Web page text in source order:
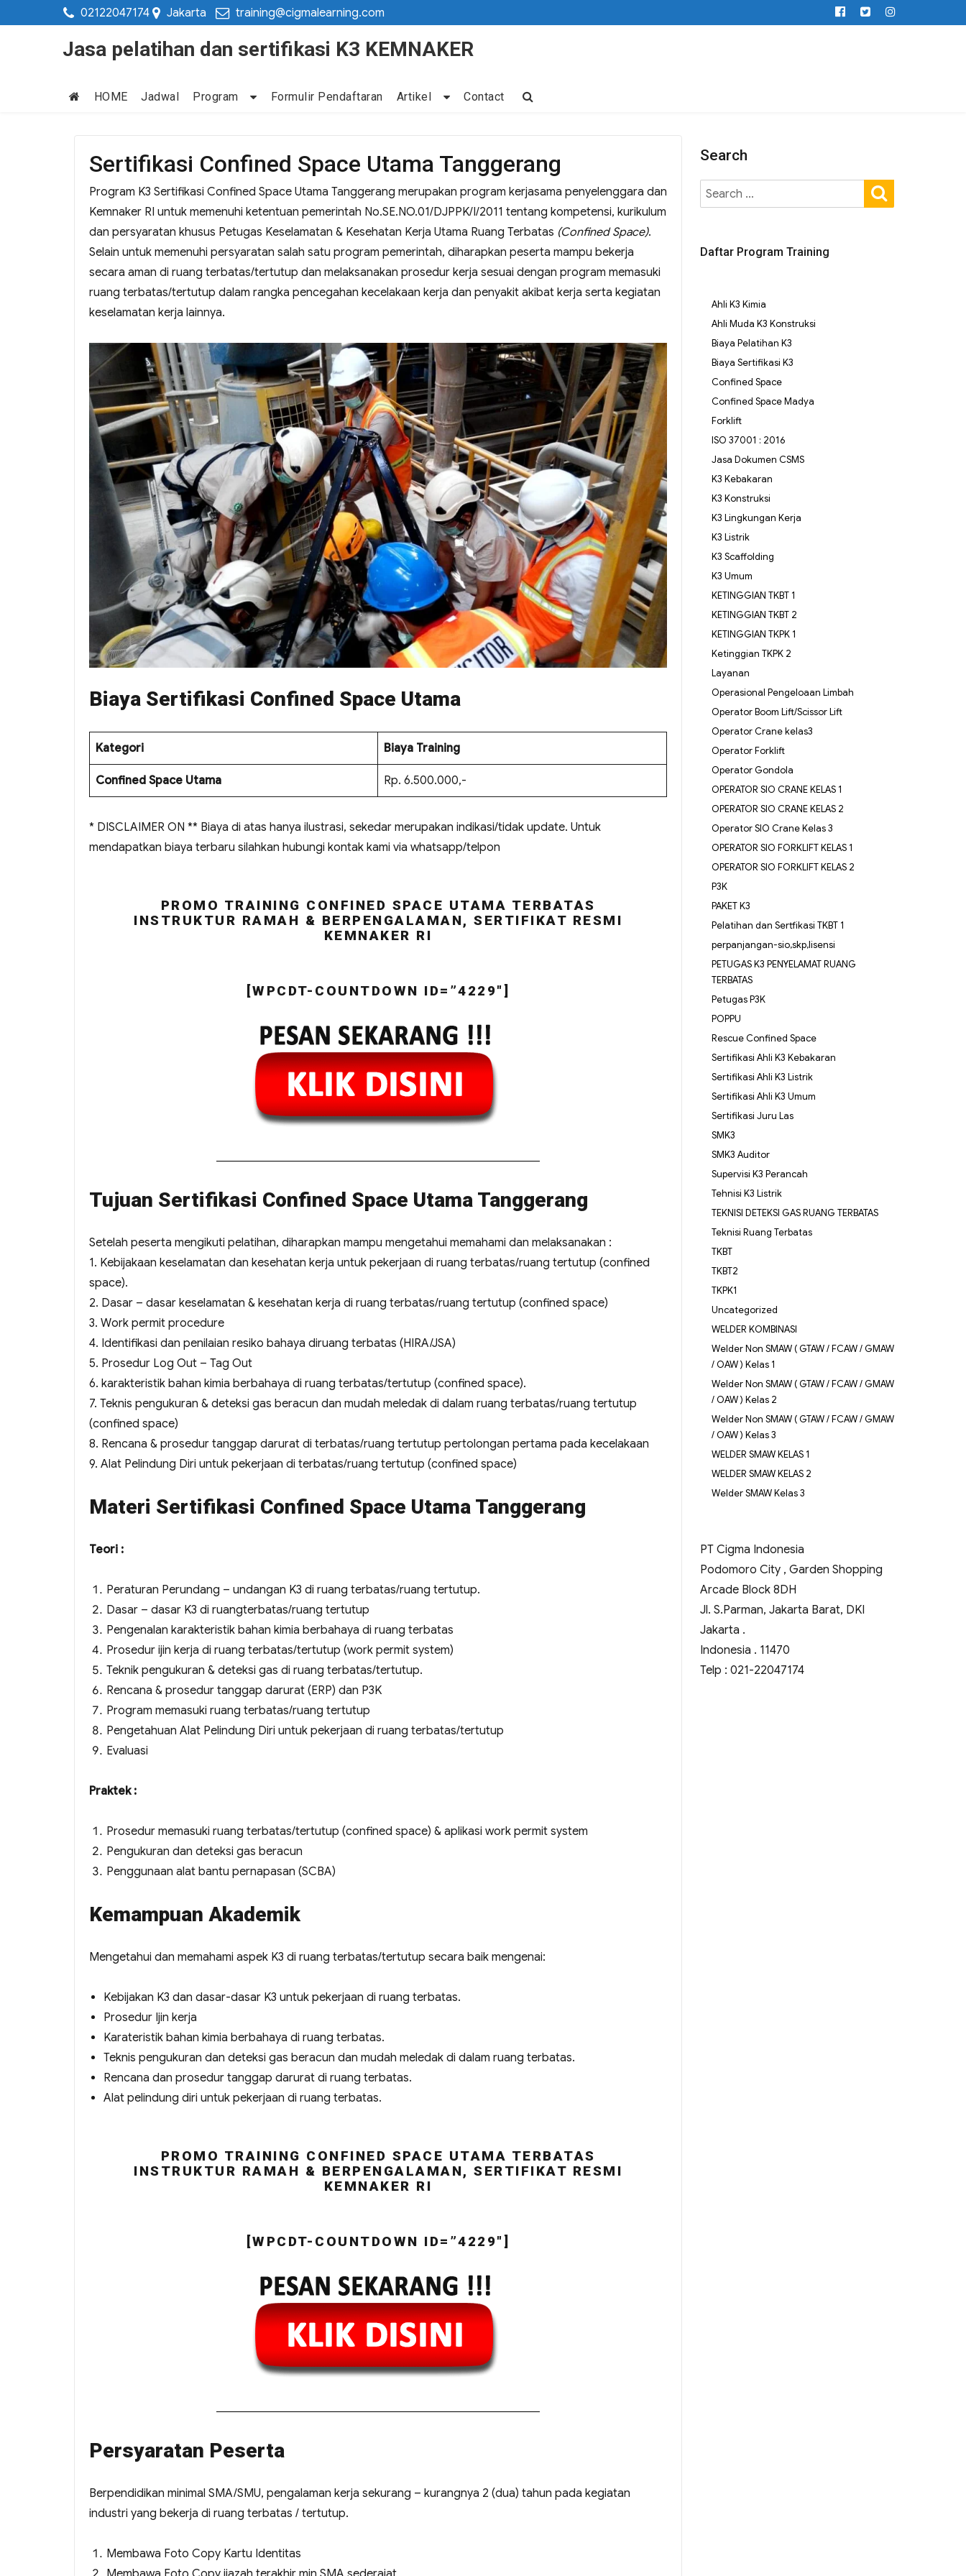
02122047174 Jakarta training@cigmalearning.com
Jasa pelatihan dan sertifikasi K3 KEMNAKER
HOME Jadwal Program Formulir Pendaftaran Artikel Contact
Sertifikasi Confined Space Utama Tanggerang
Program K3 Sertifikasi Confined Space Utama Tanggerang merupakan program kerjasama penyelenggara dan
Kemnaker RI untuk memenuhi ketentuan pemerintah No.SE.NO.01/DJPPK/I/2011 tentang kompetensi, kurikulum
dan persyaratan khusus Petugas Keselamatan & Kesehatan Kerja Utama Ruang Terbatas (Confined Space).
Selain untuk memenuhi persyaratan salah satu program pemerintah, diharapkan peserta mampu bekerja
secara aman di ruang terbatas/tertutup dan melaksanakan prosedur kerja sesuai dengan program memasuki
ruang terbatas/tertutup dalam rangka pencegahan kecelakaan kerja dan penyakit akibat kerja serta kegiatan
keselamatan kerja lainnya.
Biaya Sertifikasi Confined Space Utama
Kategori Biaya Training
Confined Space Utama Rp. 6.500.000,-
* DISCLAIMER ON ** Biaya di atas hanya ilustrasi, sekedar merupakan indikasi/tidak update. Untuk
mendapatkan biaya terbaru silahkan hubungi kontak kami via whatsapp/telpon
PROMO TRAINING CONFINED SPACE UTAMA TERBATAS
INSTRUKTUR RAMAH & BERPENGALAMAN, SERTIFIKAT RESMI
KEMNAKER RI
[WPCDT-COUNTDOWN ID=”4229″]
Tujuan Sertifikasi Confined Space Utama Tanggerang
Setelah peserta mengikuti pelatihan, diharapkan mampu mengetahui memahami dan melaksanakan :
1. Kebijakaan keselamatan dan kesehatan kerja untuk pekerjaan di ruang terbatas/ruang tertutup (confined
space).
2. Dasar – dasar keselamatan & kesehatan kerja di ruang terbatas/ruang tertutup (confined space)
3. Work permit procedure
4. Identifikasi dan penilaian resiko bahaya diruang terbatas (HIRA/JSA)
5. Prosedur Log Out – Tag Out
6. karakteristik bahan kimia berbahaya di ruang terbatas/tertutup (confined space).
7. Teknis pengukuran & deteksi gas beracun dan mudah meledak di dalam ruang terbatas/ruang tertutup
(confined space)
8. Rencana & prosedur tanggap darurat di terbatas/ruang tertutup pertolongan pertama pada kecelakaan
9. Alat Pelindung Diri untuk pekerjaan di terbatas/ruang tertutup (confined space)
Materi Sertifikasi Confined Space Utama Tanggerang
Teori :
Peraturan Perundang – undangan K3 di ruang terbatas/ruang tertutup.
Dasar – dasar K3 di ruangterbatas/ruang tertutup
Pengenalan karakteristik bahan kimia berbahaya di ruang terbatas
Prosedur ijin kerja di ruang terbatas/tertutup (work permit system)
Teknik pengukuran & deteksi gas di ruang terbatas/tertutup.
Rencana & prosedur tanggap darurat (ERP) dan P3K
Program memasuki ruang terbatas/ruang tertutup
Pengetahuan Alat Pelindung Diri untuk pekerjaan di ruang terbatas/tertutup
Evaluasi
Praktek :
Prosedur memasuki ruang terbatas/tertutup (confined space) & aplikasi work permit system
Pengukuran dan deteksi gas beracun
Penggunaan alat bantu pernapasan (SCBA)
Kemampuan Akademik
Mengetahui dan memahami aspek K3 di ruang terbatas/tertutup secara baik mengenai:
Kebijakan K3 dan dasar-dasar K3 untuk pekerjaan di ruang terbatas.
Prosedur Ijin kerja
Karateristik bahan kimia berbahaya di ruang terbatas.
Teknis pengukuran dan deteksi gas beracun dan mudah meledak di dalam ruang terbatas.
Rencana dan prosedur tanggap darurat di ruang terbatas.
Alat pelindung diri untuk pekerjaan di ruang terbatas.
PROMO TRAINING CONFINED SPACE UTAMA TERBATAS
INSTRUKTUR RAMAH & BERPENGALAMAN, SERTIFIKAT RESMI
KEMNAKER RI
[WPCDT-COUNTDOWN ID=”4229″]
Persyaratan Peserta
Berpendidikan minimal SMA/SMU, pengalaman kerja sekurang – kurangnya 2 (dua) tahun pada kegiatan
industri yang bekerja di ruang terbatas / tertutup.
Membawa Foto Copy Kartu Identitas
Search
Daftar Program Training
Ahli K3 Kimia
Ahli Muda K3 Konstruksi
Biaya Pelatihan K3
Biaya Sertifikasi K3
Confined Space
Confined Space Madya
Forklift
ISO 37001 : 2016
Jasa Dokumen CSMS
K3 Kebakaran
K3 Konstruksi
K3 Lingkungan Kerja
K3 Listrik
K3 Scaffolding
K3 Umum
KETINGGIAN TKBT 1
KETINGGIAN TKBT 2
KETINGGIAN TKPK 1
Ketinggian TKPK 2
Layanan
Operasional Pengeloaan Limbah
Operator Boom Lift/Scissor Lift
Operator Crane kelas3
Operator Forklift
Operator Gondola
OPERATOR SIO CRANE KELAS 1
OPERATOR SIO CRANE KELAS 2
Operator SIO Crane Kelas 3
OPERATOR SIO FORKLIFT KELAS 1
OPERATOR SIO FORKLIFT KELAS 2
P3K
PAKET K3
Pelatihan dan Sertfikasi TKBT 1
perpanjangan-sio,skp,lisensi
PETUGAS K3 PENYELAMAT RUANG
TERBATAS
Petugas P3K
POPPU
Rescue Confined Space
Sertifikasi Ahli K3 Kebakaran
Sertifikasi Ahli K3 Listrik
Sertifikasi Ahli K3 Umum
Sertifikasi Juru Las
SMK3
SMK3 Auditor
Supervisi K3 Perancah
Tehnisi K3 Listrik
TEKNISI DETEKSI GAS RUANG TERBATAS
Teknisi Ruang Terbatas
TKBT
TKBT2
TKPK1
Uncategorized
WELDER KOMBINASI
Welder Non SMAW ( GTAW / FCAW / GMAW
/ OAW ) Kelas 1
Welder Non SMAW ( GTAW / FCAW / GMAW
/ OAW ) Kelas 2
Welder Non SMAW ( GTAW / FCAW / GMAW
/ OAW ) Kelas 3
WELDER SMAW KELAS 1
WELDER SMAW KELAS 2
Welder SMAW Kelas 3
PT Cigma Indonesia
Podomoro City , Garden Shopping
Arcade Block 8DH
Jl. S.Parman, Jakarta Barat, DKI
Jakarta .
Indonesia . 11470
Telp : 021-22047174